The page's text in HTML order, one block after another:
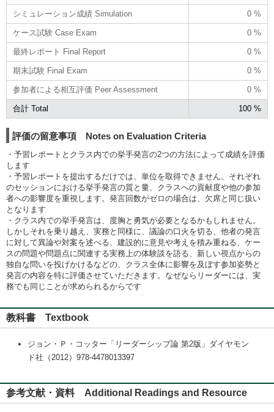
シミュレーション成績 Simulation 0 %
ケース試験 Case Exam 0 %
最終レポート Final Report 0 %
期末試験 Final Exam 0 %
参加者による相互評価 Peer Assessment 0 %
合計 Total 100 %
評価の留意事項 Notes on Evaluation Criteria
・予習レポートとクラス内での挙手発言の2つの方法によって成績を評価
します
・予習レポートを提出するだけでは、単位を取得できません。それぞれ
のセッションにおける挙手発言の質と量、クラスへの貢献度や他の参加
者への影響度を重視します。発言回数がゼロの場合は、欠席と同じ扱い
となります
・クラス内での挙手発言は、度胸と勇気が必要となるかもしれません。
しかしそれを乗り越え、実務と同様に、議論の口火を切る、他者の発言
に対して異論や対案を述べる、建設的に意見や考えを積み重ねる、ケー
スの問題や問題点に関連する実務上の体験談を語る、新しい視点からの
独自な問いを投げかけるなどの、クラス全体に影響を及ぼす参加姿勢と
発言の内容を特に評価させていただきます。なぜならリーダーには、実
務でも同じことが求められるからです
教科書 Textbook
ジョン・Ｐ・コッター「リーダーシップ論 第2版」ダイヤモン
ド社（2012）978-4478013397
参考文献・資料 Additional Readings and Resource